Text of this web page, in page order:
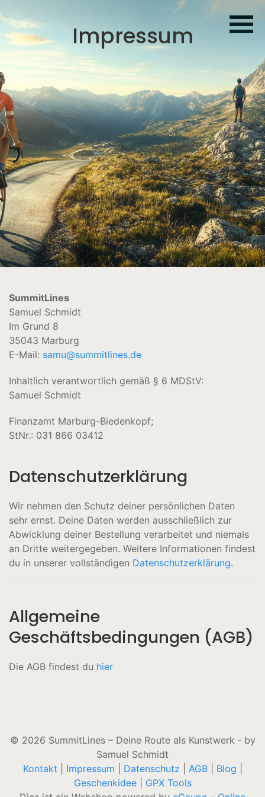
Impressum
SummitLines
Samuel Schmidt
Im Grund 8
35043 Marburg
E-Mail: samu@summitlines.de
Inhaltlich verantwortlich gemäß § 6 MDStV:
Samuel Schmidt
Finanzamt Marburg-Biedenkopf;
StNr.: 031 866 03412
Datenschutzerklärung
Wir nehmen den Schutz deiner persönlichen Daten
sehr ernst. Deine Daten werden ausschließlich zur
Abwicklung deiner Bestellung verarbeitet und niemals
an Dritte weitergegeben. Weitere Informationen findest
du in unserer vollständigen Datenschutzerklärung.
Allgemeine
Geschäftsbedingungen (AGB)
Die AGB findest du hier
© 2026 SummitLines – Deine Route als Kunstwerk ‐ by
Samuel Schmidt
Kontakt
Impressum Datenschutz AGB| Blog
Geschenkidee| GPX Tools